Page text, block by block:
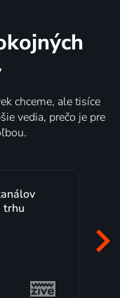
chceme, ale tisíce
vedia, prečo je pre
trhu